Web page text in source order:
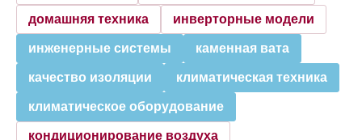
домашняя техника инверторные модели
инженерные системы каменная вата
качество изоляции климатическая техника
климатическое оборудование
кондиционирование воздуха